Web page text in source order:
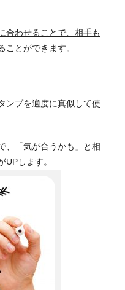
合わせることで、相手も
ことができます。
ンプを適度に真似して使
、「気が合うかも」と相
します。